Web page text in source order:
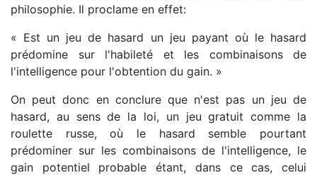
philosophie. Il proclame en effet:
« Est un jeu de hasard un jeu payant où le hasard
prédomine sur l'habileté et les combinaisons de
l'intelligence pour l'obtention du gain. »
On peut donc en conclure que n'est pas un jeu de
hasard, au sens de la loi, un jeu gratuit comme la
roulette russe, où le hasard semble pourtant
prédominer sur les combinaisons de l'intelligence, le
gain potentiel probable étant, dans ce cas, celui